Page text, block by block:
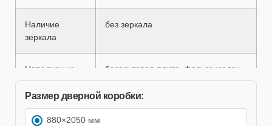
Наличие
зеркала
без зеркала
Наполнение
полотна
базальтовая плита, фольгоизолон,
пенополистерол, 3 слоя
Петли
Размер дверной коробки:
880×2050 мм